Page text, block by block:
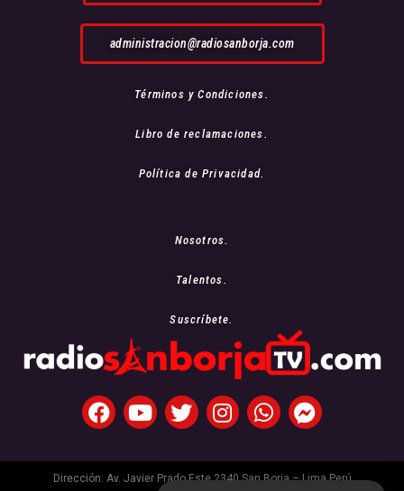
administracion@radiosanborja.com
Términos y Condiciones.
Libro de reclamaciones.
Política de Privacidad.
Nosotros.
Talentos.
Suscríbete.
Dirección: Av. Javier Prado Este 2340 San Borja – Lima Perú